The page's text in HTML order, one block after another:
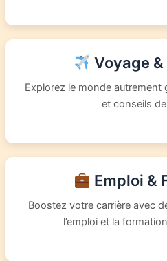
Voyage
Explorez le monde autrement
et conseils
Emploi &
Boostez votre carrière avec
l’emploi et la